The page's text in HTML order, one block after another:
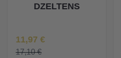
DZELTENS
Īpaša Cena
11,97 €
17,10 €